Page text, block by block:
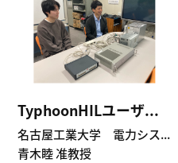
TyphoonHILユーザ...
名古屋工業大学 電力シス...
青木睦 准教授